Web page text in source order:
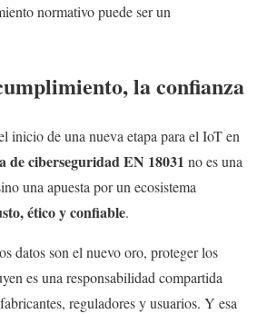
normativo puede ser un
la confianza
inicio de una nueva etapa para el IoT en
de ciberseguridad EN 18031 no es una
una apuesta por un ecosistema
ético y confiable.
datos son el nuevo oro, proteger los
es una responsabilidad compartida
reguladores y usuarios. Y esa